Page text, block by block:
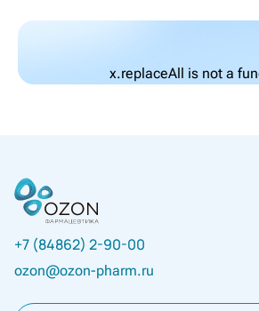
x.replaceAll is not a
+7 (84862) 2-90-00
ozon@ozon-pharm.ru